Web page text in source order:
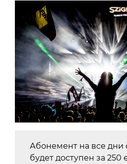
Абонемент на все дни
будет доступен за 250